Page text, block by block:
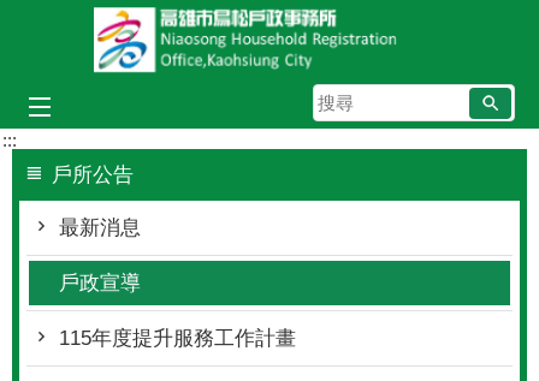
跳到主要內容區塊
搜
尋
:::
戶所公告
最新消息
戶政宣導
115年度提升服務工作計畫